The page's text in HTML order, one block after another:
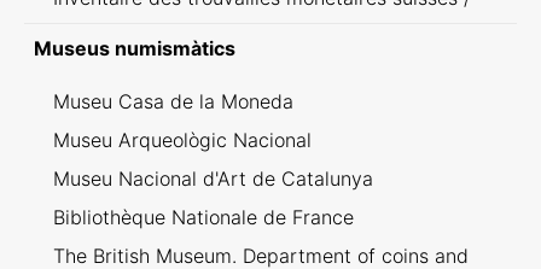
Museus numismàtics
Museu Casa de la Moneda
Museu Arqueològic Nacional
Museu Nacional d'Art de Catalunya
Bibliothèque Nationale de France
The British Museum. Department of coins and